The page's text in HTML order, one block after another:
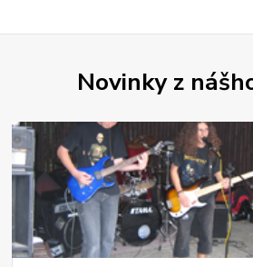
Novinky z